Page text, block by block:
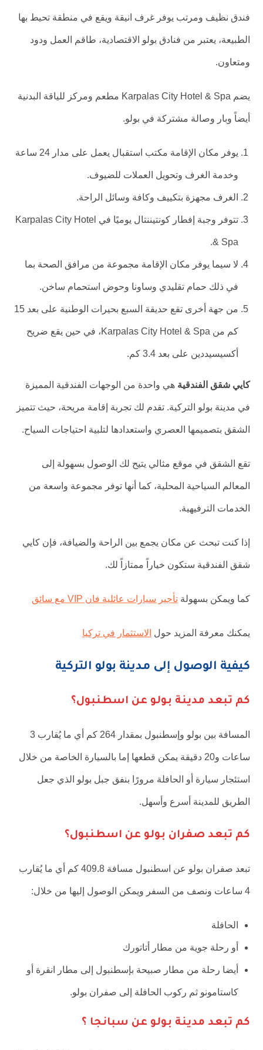
فندق نظيف ومرتب يوفر غرف انيقة ويقع في منطقة تحيط بها
الطبيعة، يعتبر من فنادق بولو الاقتصادية، طاقم العمل ودود
ومتعاون.
يضم Karpalas City Hotel & Spa مطعم ومركز للياقة البدنية
أيضاً وبار وصالة مشتركة في بولو.
يوفر مكان الإقامة مكتب استقبال يعمل على مدار 24 ساعة
وخدمة الغرف وتحويل العملات للضيوف.
الغرف مجهزة بتكييف وكافة وسائل الراحة.
تتوفر وجبة إفطار كونتيننتال يوميًا في Karpalas City Hotel
& Spa.
لا سيما يوفر مكان الإقامة مجموعة من مرافق الصحة بما
في ذلك حمام تقليدي وساونا وحوض استحمام ساخن.
من جهة أخرى تقع حديقة السبع بحيرات الوطنية على بعد 15
كم من Karpalas City Hotel & Spa، في حين يقع ضريح
أكسيسيددين على بعد 3.4 كم.
كايي شقق الفندقية هي واحدة من الوجهات الفندقية المميزة
في مدينة بولو التركية. تقدم لك تجربة إقامة مريحة، حيث تتميز
الشقق بتصميمها العصري واستعدادها لتلبية احتياجات السياح.
تقع الشقق في موقع مثالي يتيح لك الوصول بسهولة إلى
المعالم السياحية المحلية، كما أنها توفر مجموعة واسعة من
الخدمات الترفيهية.
إذا كنت تبحث عن مكان يجمع بين الراحة والضيافة، فإن كايي
شقق الفندقية ستكون خياراً ممتازاً لك.
كما ويمكن بسهولةتأجير سيارات عائلية فان VIP مع سائق
يمكنك معرفة المزيد حول الاستثمار في تركيا
كيفية الوصول إلى مدينة بولو التركية
كم تبعد مدينة بولو عن اسطنبول؟
المسافة بين بولو وإسطنبول بمقدار 264 كم أي ما يُقارب 3
ساعات و20 دقيقة يمكن قطعها إما بالسيارة الخاصة من خلال
استئجار سيارة أو الحافلة مرورًا بنفق جبل بولو الذي جعل
الطريق للمدينة أسرع وأسهل.
كم تبعد صفران بولو عن اسطنبول؟
تبعد صفران بولو عن اسطنبول مسافة 409.8 كم أي ما يُقارب
4 ساعات ونصف من السفر ويمكن الوصول إليها من خلال:
الحافلة
أو رحلة جوية من مطار أتاتورك
أيضا رحلة من مطار صبيحة بإسطنبول إلى مطار انقرة أو
كاستامونو ثم ركوب الحافلة إلى صفران بولو.
كم تبعد مدينة بولو عن سبانجا ؟